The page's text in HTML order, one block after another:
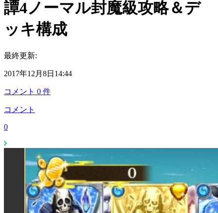
譚4ノーマル封魔級攻略＆デ
ッキ構成
最終更新:
2017年12月8日14:44
コメント 0 件
コメント
0